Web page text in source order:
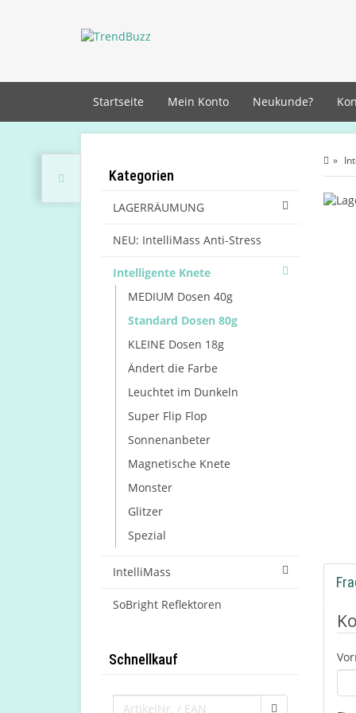
Startseite Mein Konto Neukunde?
Kategorien
LAGERRÄUMUNG
NEU: IntelliMass Anti-Stress
Intelligente Knete
MEDIUM Dosen 40g
Standard Dosen 80g
KLEINE Dosen 18g
Ändert die Farbe
Leuchtet im Dunkeln
Super Flip Flop
Sonnenanbeter
Magnetische Knete
Monster
Glitzer
Spezial
IntelliMass
SoBright Reflektoren
Schnellkauf